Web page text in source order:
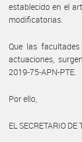
establecido en el
modificatorias.
Que las
actuaciones,
2019-75-APN-PTE.
Por ello,
EL SECRETARIO DE